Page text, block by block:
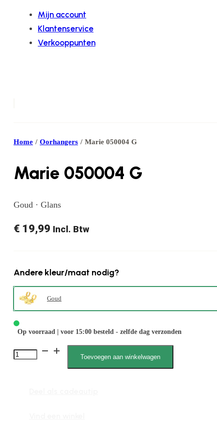
Mijn account
Klantenservice
Verkooppunten
Home / Oorhangers / Marie 050004 G
Marie 050004 G
Goud · Glans
€ 19,99 Incl. Btw
Andere kleur/maat nodig?
Goud
Op voorraad | voor 15:00 besteld - zelfde dag verzonden
Marie
Toevoegen aan winkelwagen